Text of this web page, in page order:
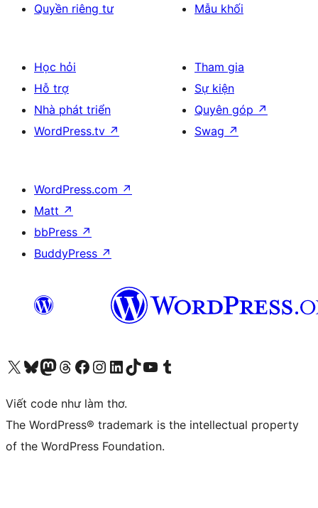
Quyền riêng tư
Mẫu khối
Học hỏi
Hỗ trợ
Nhà phát triển
WordPress.tv ↗
Tham gia
Sự kiện
Quyên góp ↗
Swag ↗
WordPress.com ↗
Matt ↗
bbPress ↗
BuddyPress ↗
Truy cập tài khoản X (trước đây là Twitter) của chúng tôiVisit our Bluesky account
Visit our Mastodon account
Visit our Threads account
Xem trang Facebook của chúng tôiTruy cập tài khoản Instagram của chúng tôiTruy cập tài khoản LinkedIn của chúng tôiVisit our TikTok account
Truy cập kênh YouTube của chúng tôi Visit our Tumblr account
Viết code như làm thơ.
The WordPress® trademark is the intellectual property
of the WordPress Foundation.